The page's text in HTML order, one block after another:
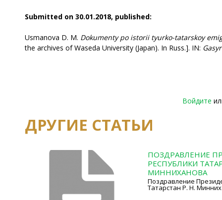
Submitted on 30.01.2018, published:
Usmanova D. M. Dokumenty po istorii tyurko-tatarskoy
the archives of Waseda University (Japan). In Russ.]. IN:
Войдите
ДРУГИЕ СТАТЬИ
ПОЗДРАВЛЕНИЕ
РЕСПУБЛИКИ
МИННИХАНОВА
Поздравление
Татарстан Р. Н.